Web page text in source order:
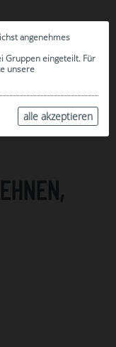
angenehmes
Gruppen eingeteilt. Für
unsere
alle akzeptieren